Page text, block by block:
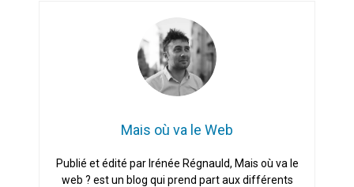
Mais où va le Web
Publié et édité par Irénée Régnauld, Mais où va le
web ? est un blog qui prend part aux différents